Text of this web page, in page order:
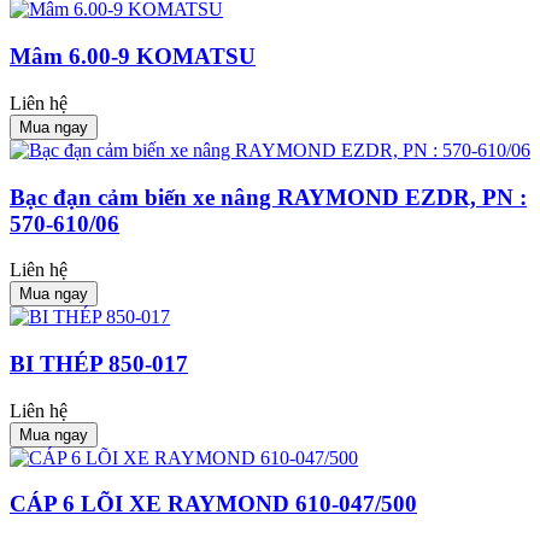
Mâm 6.00-9 KOMATSU
Liên hệ
Mua ngay
Bạc đạn cảm biến xe nâng RAYMOND EZDR, PN :
570-610/06
Liên hệ
Mua ngay
BI THÉP 850-017
Liên hệ
Mua ngay
CÁP 6 LÕI XE RAYMOND 610-047/500